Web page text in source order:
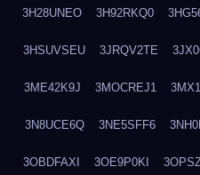
3H28UNEO 3H92RKQ0
3HSUVSEU 3JRQV2TE
3ME42K9J 3MOCREJ1
3N8UCE6Q 3NE5SFF6
3OBDFAXI 3OE9P0KI